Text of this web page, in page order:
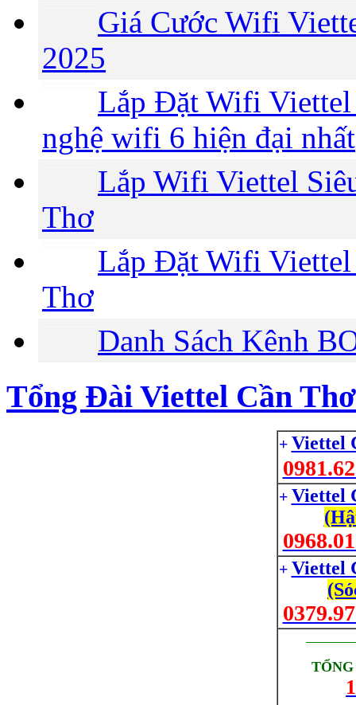
Giá Cước Wifi
2025
Lắp Đặt Wifi Viettel
nghệ wifi 6 hiện đại nhất
Lắp Wifi Viettel
Thơ
Lắp Đặt Wifi
Thơ
Danh Sách Kênh
Tổng Đài Viettel Cần Thơ
+ Viettel
+ Viettel
+ Viettel